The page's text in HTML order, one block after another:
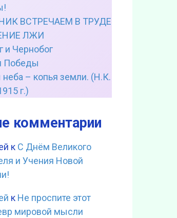
ВСТРЕЧАЕМ В ТРУДЕ
ЛЖИ
и Чернобог
Победы
– копья земли. (Н.К.
г.)
комментарии
к С Днём Великого
и Учения Новой
к Не проспите этот
мировой мысли